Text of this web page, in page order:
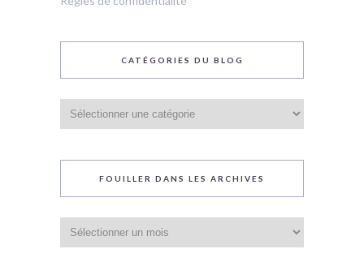
CATÉGORIES DU BLOG
du
blog
FOUILLER DANS LES ARCHIVES
dans
les